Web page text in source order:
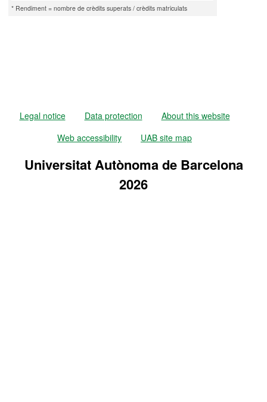
* Rendiment = nombre de crèdits superats / crèdits matriculats
Legal notice Data protection
About this website
Web accessibility
UAB site map
Universitat Autònoma de Barcelona
2026